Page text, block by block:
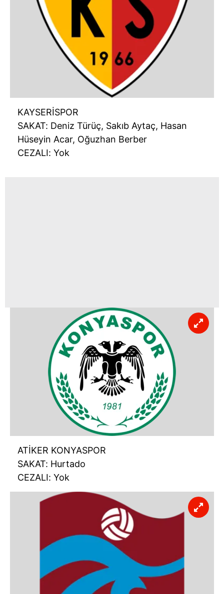
KAYSERİSPOR
SAKAT: Deniz Türüç, Sakıb Aytaç, Hasan
Hüseyin Acar, Oğuzhan Berber
CEZALI: Yok
ATİKER KONYASPOR
SAKAT: Hurtado
CEZALI: Yok